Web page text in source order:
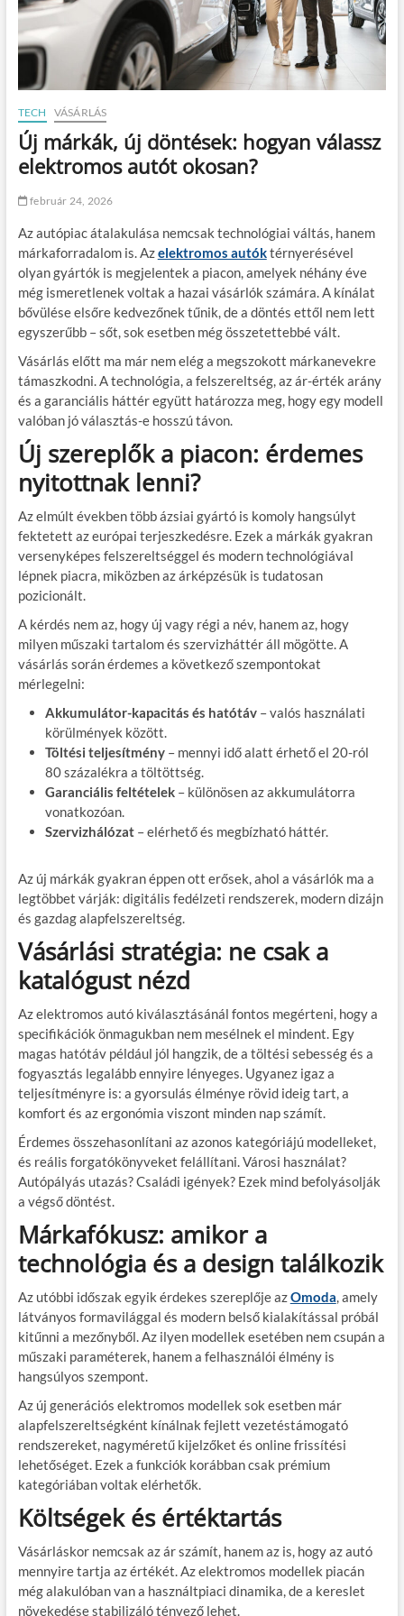
TECH VÁSÁRLÁS
Új márkák, új döntések: hogyan válassz
elektromos autót okosan?
február 24, 2026
Az autópiac átalakulása nemcsak technológiai váltás, hanem
márkaforradalom is. Azelektromos autóktérnyerésével
olyan gyártók is megjelentek a piacon, amelyek néhány éve
még ismeretlenek voltak a hazai vásárlók számára. A kínálat
bővülése elsőre kedvezőnek tűnik, de a döntés ettől nem lett
egyszerűbb – sőt, sok esetben még összetettebbé vált.
Vásárlás előtt ma már nem elég a megszokott márkanevekre
támaszkodni. A technológia, a felszereltség, az ár-érték arány
és a garanciális háttér együtt határozza meg, hogy egy modell
valóban jó választás-e hosszú távon.
Új szereplők a piacon: érdemes
nyitottnak lenni?
Az elmúlt években több ázsiai gyártó is komoly hangsúlyt
fektetett az európai terjeszkedésre. Ezek a márkák gyakran
versenyképes felszereltséggel és modern technológiával
lépnek piacra, miközben az árképzésük is tudatosan
pozicionált.
A kérdés nem az, hogy új vagy régi a név, hanem az, hogy
milyen műszaki tartalom és szervizháttér áll mögötte. A
vásárlás során érdemes a következő szempontokat
mérlegelni:
Akkumulátor-kapacitás és hatótáv– valós használati
körülmények között.
Töltési teljesítmény– mennyi idő alatt érhető el 20-ról
80 százalékra a töltöttség.
Garanciális feltételek– különösen az akkumulátorra
vonatkozóan.
Szervizhálózat– elérhető és megbízható háttér.
Az új márkák gyakran éppen ott erősek, ahol a vásárlók ma a
legtöbbet várják: digitális fedélzeti rendszerek, modern dizájn
és gazdag alapfelszereltség.
Vásárlási stratégia: ne csak a
katalógust nézd
Az elektromos autó kiválasztásánál fontos megérteni, hogy a
specifikációk önmagukban nem mesélnek el mindent. Egy
magas hatótáv például jól hangzik, de a töltési sebesség és a
fogyasztás legalább ennyire lényeges. Ugyanez igaz a
teljesítményre is: a gyorsulás élménye rövid ideig tart, a
komfort és az ergonómia viszont minden nap számít.
Érdemes összehasonlítani az azonos kategóriájú modelleket,
és reális forgatókönyveket felállítani. Városi használat?
Autópályás utazás? Családi igények? Ezek mind befolyásolják
a végső döntést.
Márkafókusz: amikor a
technológia és a design találkozik
Az utóbbi időszak egyik érdekes szereplője azOmoda, amely
látványos formavilággal és modern belső kialakítással próbál
kitűnni a mezőnyből. Az ilyen modellek esetében nem csupán a
műszaki paraméterek, hanem a felhasználói élmény is
hangsúlyos szempont.
Az új generációs elektromos modellek sok esetben már
alapfelszereltségként kínálnak fejlett vezetéstámogató
rendszereket, nagyméretű kijelzőket és online frissítési
lehetőséget. Ezek a funkciók korábban csak prémium
kategóriában voltak elérhetők.
Költségek és értéktartás
Vásárláskor nemcsak az ár számít, hanem az is, hogy az autó
mennyire tartja az értékét. Az elektromos modellek piacán
még alakulóban van a használtpiaci dinamika, de a kereslet
növekedése stabilizáló tényező lehet.